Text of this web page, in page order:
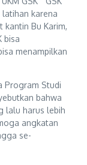
karena
Bu Karim,
bisa
menampilkan
Program Studi
bahwa
lalu harus lebih
angkatan
se-